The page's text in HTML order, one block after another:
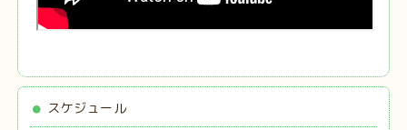
スケジュール